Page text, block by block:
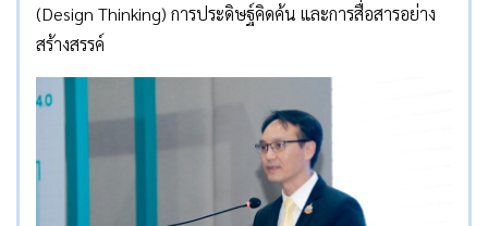
(Design Thinking) การประดิษฐ์คิดค้น และการสื่อสารอย่าง
สร้างสรรค์